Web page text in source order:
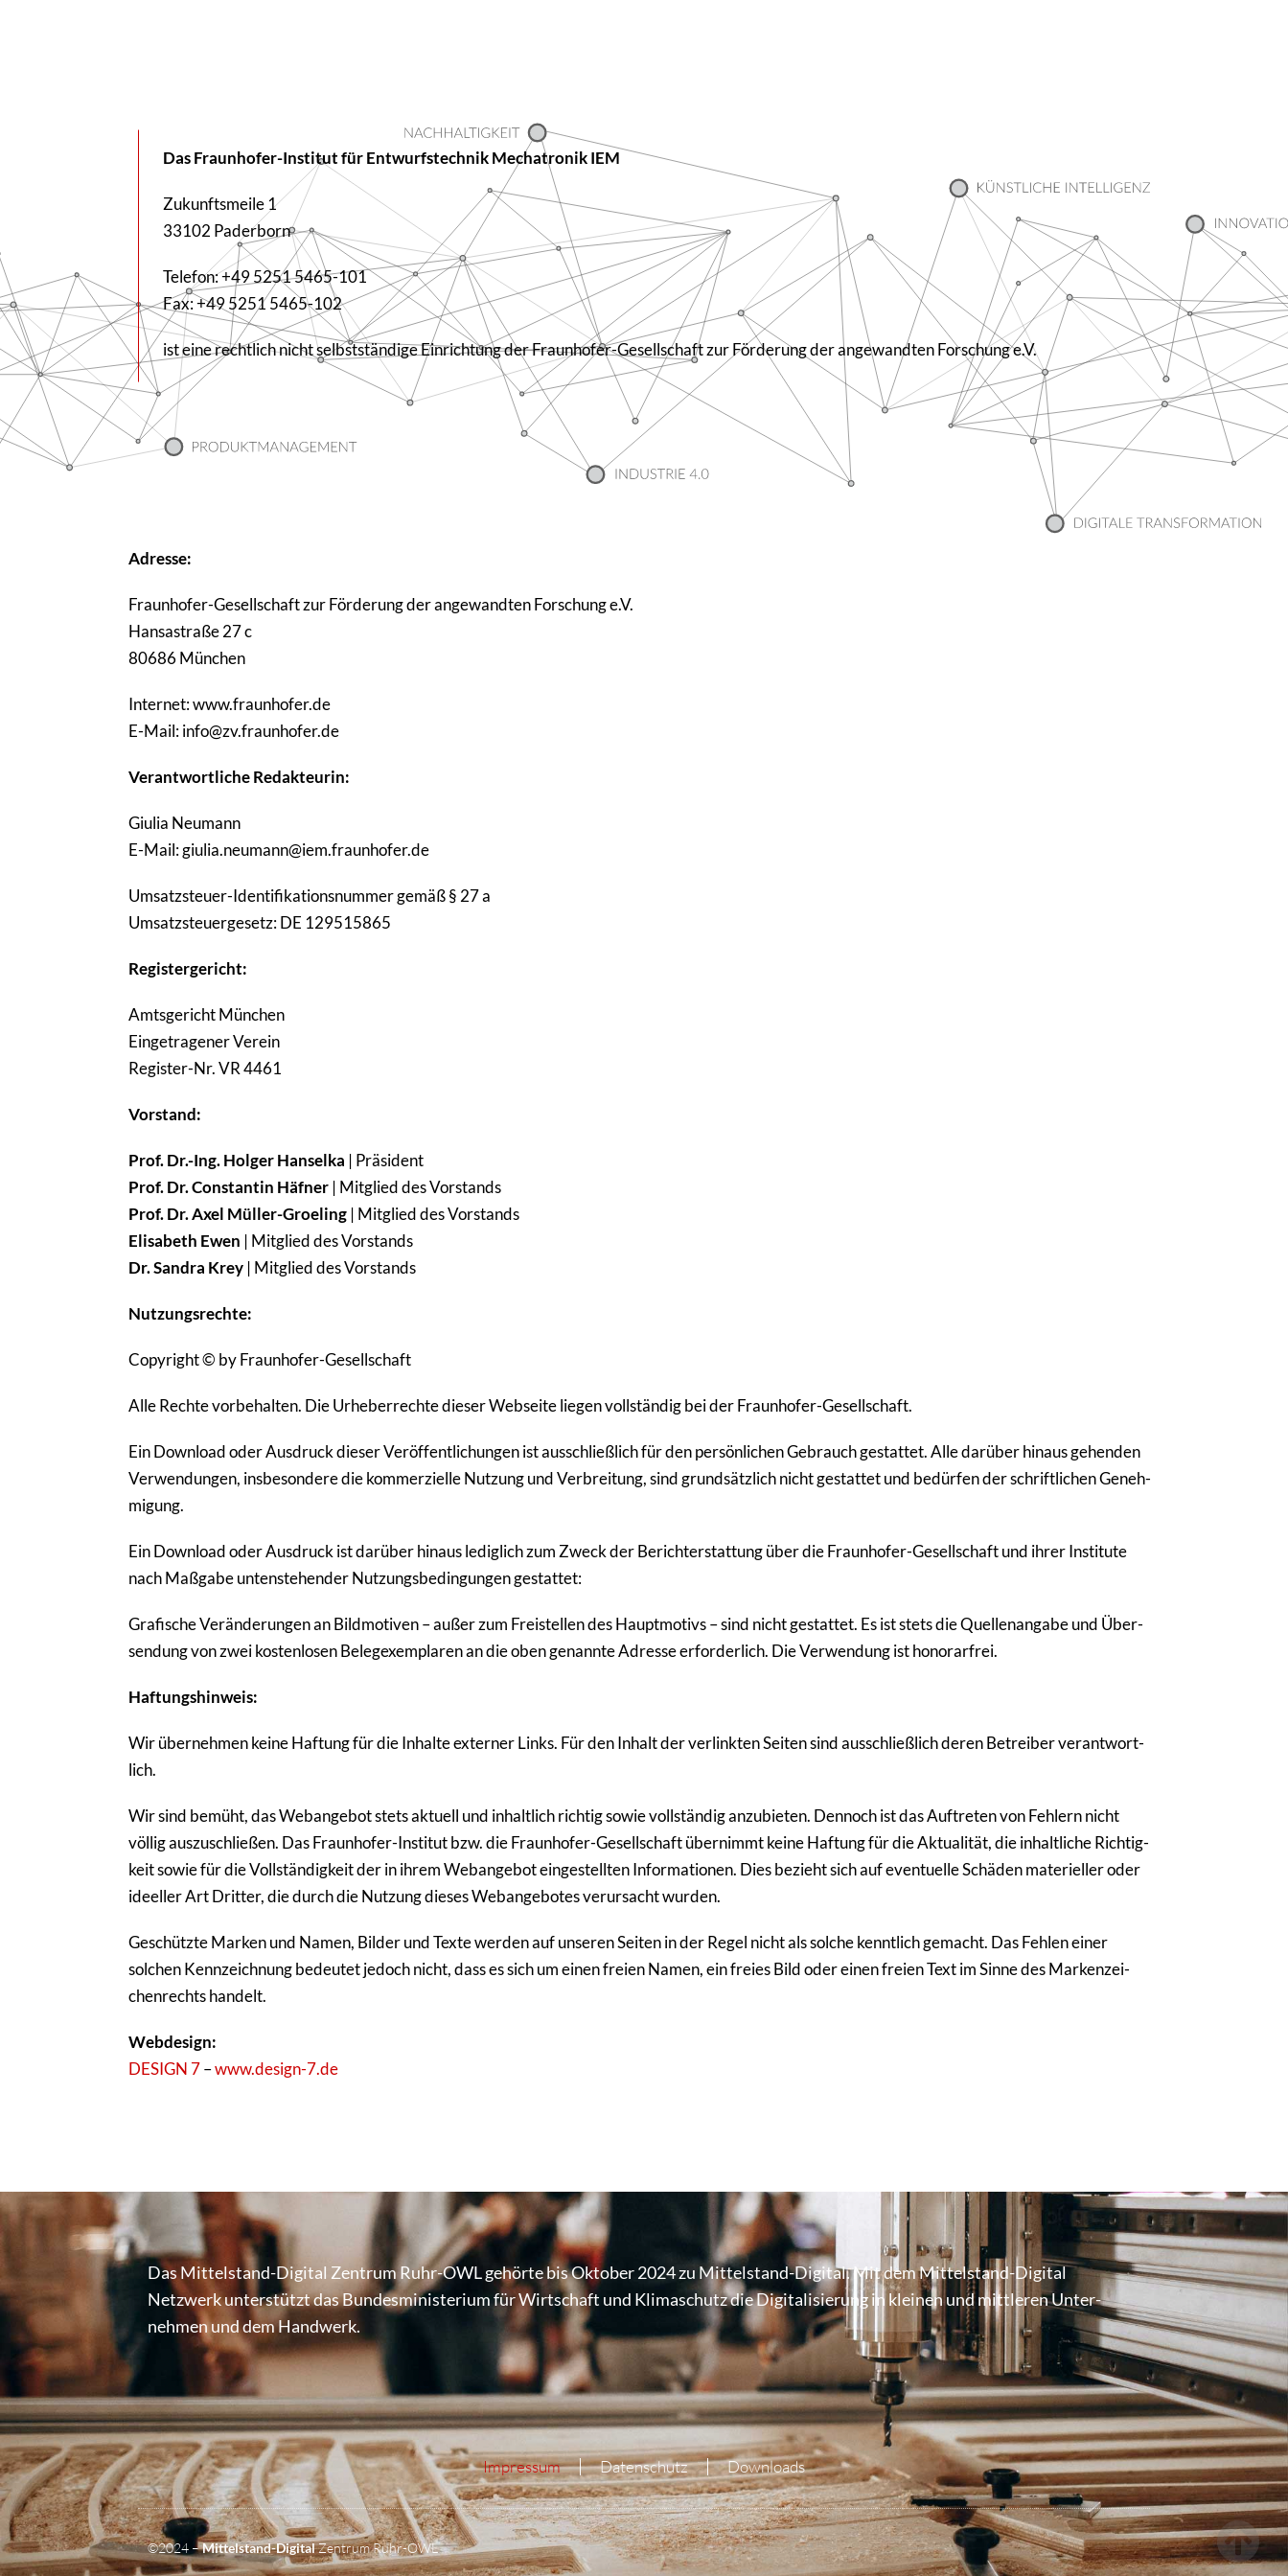
Das Fraun­hofer-Institut für Entwurfs­technik Mecha­tronik IEM
Zukunfts­meile 1
33102 Paderborn
Telefon: +49 5251 5465-101
Fax: +49 5251 5465-102
ist eine rechtlich nicht selbst­stän­dige Einrich­tung der Fraun­hofer-Gesell­schaft zur Förderung der ange­wandten Forschung e.V.
Adresse:
Fraun­hofer-Gesell­schaft zur Förderung der ange­wandten Forschung e.V.
Hansa­straße 27 c
80686 München
Internet: www.fraunhofer.de
E-Mail: info@zv.fraunhofer.de
Verant­wort­liche Redak­teurin:
Giulia Neumann
E-Mail: giulia.neumann@iem.fraunhofer.de
Umsatz­steuer-Iden­ti­fi­ka­ti­ons­nummer gemäß § 27 a
Umsatz­steu­er­ge­setz: DE 129515865
Regis­ter­ge­richt:
Amts­ge­richt München
Einge­tra­gener Verein
Register-Nr. VR 4461
Vorstand:
Prof. Dr.-Ing. Holger Hanselka | Präsident
Prof. Dr. Constantin Häfner | Mitglied des Vorstands
Prof. Dr. Axel Müller-Groeling | Mitglied des Vorstands
Elisabeth Ewen | Mitglied des Vorstands
Dr. Sandra Krey | Mitglied des Vorstands
Nutzungs­rechte:
Copyright © by Fraun­hofer-Gesell­schaft
Alle Rechte vorbe­halten. Die Urhe­ber­rechte dieser Webseite liegen voll­ständig bei der Fraun­hofer-Gesell­schaft.
Ein Download oder Ausdruck dieser Veröf­fent­li­chungen ist ausschließ­lich für den persön­li­chen Gebrauch gestattet. Alle darüber hinaus gehenden
Verwen­dungen, insbe­son­dere die kommer­zi­elle Nutzung und Verbrei­tung, sind grund­sätz­lich nicht gestattet und bedürfen der schrift­li­chen Geneh­
mi­gung.
Ein Download oder Ausdruck ist darüber hinaus lediglich zum Zweck der Bericht­er­stat­tung über die Fraun­hofer-Gesell­schaft und ihrer Institute
nach Maßgabe unten­ste­hender Nutzungs­be­din­gungen gestattet:
Grafische Verän­de­rungen an Bild­mo­tiven – außer zum Frei­stellen des Haupt­mo­tivs – sind nicht gestattet. Es ist stets die Quel­len­an­gabe und Über­
sen­dung von zwei kosten­losen Bele­g­ex­em­plaren an die oben genannte Adresse erfor­der­lich. Die Verwen­dung ist hono­rar­frei.
Haftungs­hin­weis:
Wir über­nehmen keine Haftung für die Inhalte externer Links. Für den Inhalt der verlinkten Seiten sind ausschließ­lich deren Betreiber verant­wort­
lich.
Wir sind bemüht, das Weban­gebot stets aktuell und inhalt­lich richtig sowie voll­ständig anzu­bieten. Dennoch ist das Auftreten von Fehlern nicht
völlig auszu­schließen. Das Fraun­hofer-Institut bzw. die Fraun­hofer-Gesell­schaft übernimmt keine Haftung für die Aktua­lität, die inhalt­liche Rich­tig­
keit sowie für die Voll­stän­dig­keit der in ihrem Weban­gebot einge­stellten Infor­ma­tionen. Dies bezieht sich auf even­tu­elle Schäden mate­ri­eller oder
ideeller Art Dritter, die durch die Nutzung dieses Weban­ge­botes verur­sacht wurden.
Geschützte Marken und Namen, Bilder und Texte werden auf unseren Seiten in der Regel nicht als solche kenntlich gemacht. Das Fehlen einer
solchen Kenn­zeich­nung bedeutet jedoch nicht, dass es sich um einen freien Namen, ein freies Bild oder einen freien Text im Sinne des Marken­zei­
chen­rechts handelt.
Webdesign:
DESIGN 7–www.design-7.de
Das Mittel­stand-Digital Zentrum Ruhr-OWL gehörte bis Oktober 2024 zu Mittel­stand-Digital. Mit dem Mittel­stand-Digital
Netzwerk unter­stützt das Bundes­mi­nis­te­rium für Wirt­schaft und Klima­schutz die Digi­ta­li­sie­rung in kleinen und mittleren Unter­
nehmen und dem Handwerk.
Impressum Datenschutz Downloads
©2024 –Mittelstand-DigitalZentrum Ruhr-OWL